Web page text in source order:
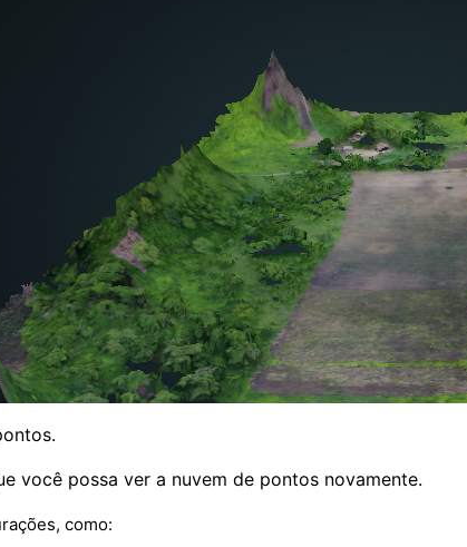
você possa ver a nuvem de pontos novamente.
como: